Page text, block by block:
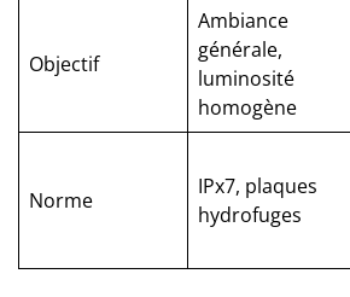
Objectif
Ambiance
générale,
luminosité
homogène
Norme
IPx7, plaques
hydrofuges